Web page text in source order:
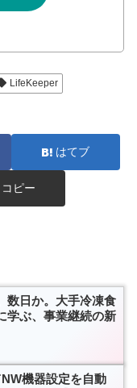
LifeKeeper
はてブ
コピー
数日か。大手冷凍食
学ぶ、事業継続の新
機器設定を自動